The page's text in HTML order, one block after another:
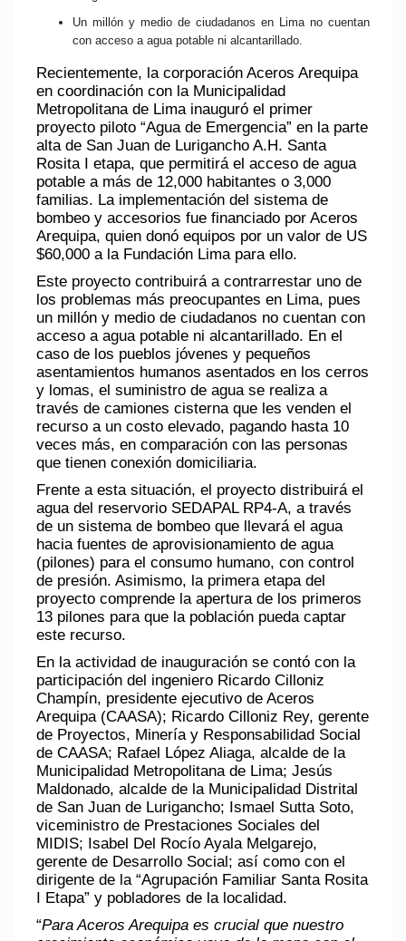
Un millón y medio de ciudadanos en Lima no cuentan
con acceso a agua potable ni alcantarillado.
Recientemente, la corporación Aceros Arequipa
en coordinación con la Municipalidad
Metropolitana de Lima inauguró el primer
proyecto piloto “Agua de Emergencia” en la parte
alta de San Juan de Lurigancho A.H. Santa
Rosita I etapa, que permitirá el acceso de agua
potable a más de 12,000 habitantes o 3,000
familias. La implementación del sistema de
bombeo y accesorios fue financiado por Aceros
Arequipa, quien donó equipos por un valor de US
$60,000 a la Fundación Lima para ello.
Este proyecto contribuirá a contrarrestar uno de
los problemas más preocupantes en Lima, pues
un millón y medio de ciudadanos no cuentan con
acceso a agua potable ni alcantarillado. En el
caso de los pueblos jóvenes y pequeños
asentamientos humanos asentados en los cerros
y lomas, el suministro de agua se realiza a
través de camiones cisterna que les venden el
recurso a un costo elevado, pagando hasta 10
veces más, en comparación con las personas
que tienen conexión domiciliaria.
Frente a esta situación, el proyecto distribuirá el
agua del reservorio SEDAPAL RP4-A, a través
de un sistema de bombeo que llevará el agua
hacia fuentes de aprovisionamiento de agua
(pilones) para el consumo humano, con control
de presión. Asimismo, la primera etapa del
proyecto comprende la apertura de los primeros
13 pilones para que la población pueda captar
este recurso.
En la actividad de inauguración se contó con la
participación del ingeniero Ricardo Cilloniz
Champín, presidente ejecutivo de Aceros
Arequipa (CAASA); Ricardo Cilloniz Rey, gerente
de Proyectos, Minería y Responsabilidad Social
de CAASA; Rafael López Aliaga, alcalde de la
Municipalidad Metropolitana de Lima; Jesús
Maldonado, alcalde de la Municipalidad Distrital
de San Juan de Lurigancho; Ismael Sutta Soto,
viceministro de Prestaciones Sociales del
MIDIS; Isabel Del Rocío Ayala Melgarejo,
gerente de Desarrollo Social; así como con el
dirigente de la “Agrupación Familiar Santa Rosita
I Etapa” y pobladores de la localidad.
“Para Aceros Arequipa es crucial que nuestro